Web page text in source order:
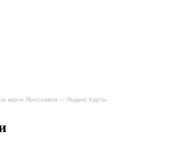
карте Ярославля — Яндекс Карты